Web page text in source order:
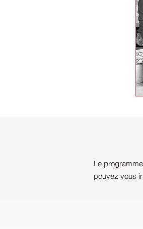
Le
pouvez vous